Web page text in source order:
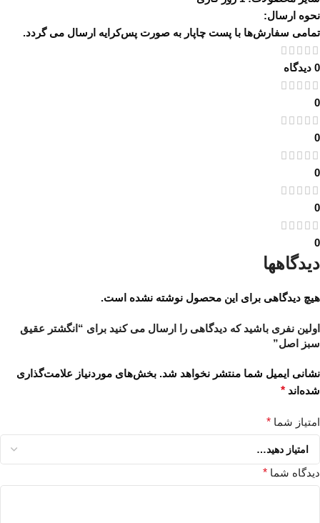
نحوه ارسال:
تمامی سفارش‌ها با پست چاپار به صورت پس‌کرایه ارسال می گردد.
0 دیدگاه
0
0
0
0
0
دیدگاهها
هیچ دیدگاهی برای این محصول نوشته نشده است.
اولین نفری باشید که دیدگاهی را ارسال می کنید برای “انگشتر عقیق
سبز اصل”
نشانی ایمیل شما منتشر نخواهد شد. بخش‌های موردنیاز علامت‌گذاری
شده‌اند *
امتیاز شما *
دیدگاه شما *